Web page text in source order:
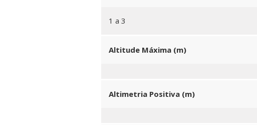
1 a 3
Altitude Máxima (m)
Altimetria Positiva (m)